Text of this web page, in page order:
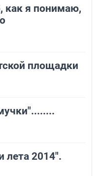
как я понимаю,
площадки
лета 2014".